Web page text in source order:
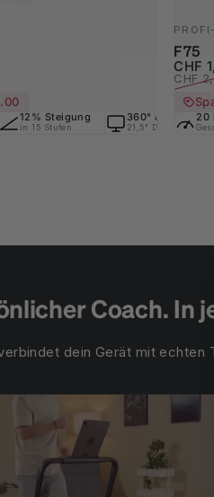
12% Steigung
in 15 Stufen
360° drehbar
21,5" Display + App
F75
CHF
CHF
20
Coach. In
dein Gerät mit echten